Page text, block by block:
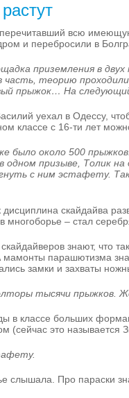
всю
и перебросили в
приземления в
часть, теорию
прыжок… На
уехал в Одессу,
классе с 16-ти лет
было около 500
одном призыве, Толик
с ним эстафету.
дисциплина скайдайва
многоборье – стал
знают, что
мамонты парашютизма
замки и захваты
тысячи прыжков.
в классе больших
(сейчас это
слышала. Про параски